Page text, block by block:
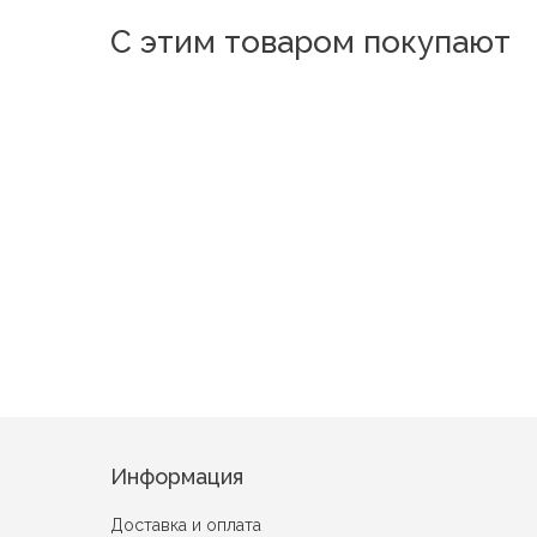
С этим товаром покупают
Информация
Доставка и оплата